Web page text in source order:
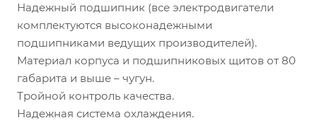
Надежный подшипник (все электродвигатели
комплектуются высоконадежными
подшипниками ведущих производителей).
Материал корпуса и подшипниковых щитов от 80
габарита и выше – чугун.
Тройной контроль качества.
Надежная система охлаждения.